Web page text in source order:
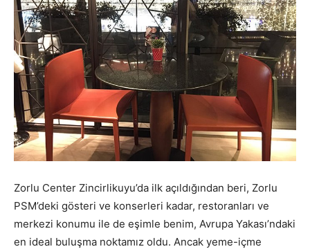
Zorlu Center Zincirlikuyu’da ilk açıldığından beri, Zorlu
PSM’deki gösteri ve konserleri kadar, restoranları ve
merkezi konumu ile de eşimle benim, Avrupa Yakası’ndaki
en ideal buluşma noktamız oldu. Ancak yeme-içme